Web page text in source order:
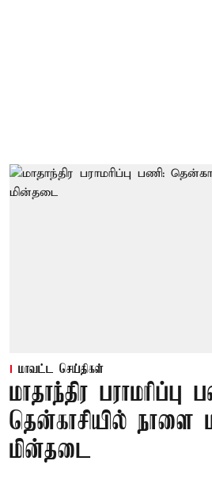
மாவட்ட செய்திகள்
மாதாந்திர பராமரிப்பு
தென்காசியில் நாளை
மின்தடை